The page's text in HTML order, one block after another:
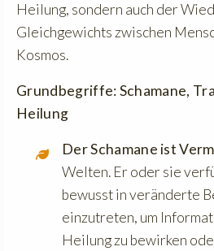
Heilung, sondern auch der
Gleichgewichts zwischen
Kosmos.
Grundbegriffe: Schamane,
Heilung
Der Schamane ist
Welten. Er oder sie
bewusst in veränderte
einzutreten, um
Heilung zu bewirken